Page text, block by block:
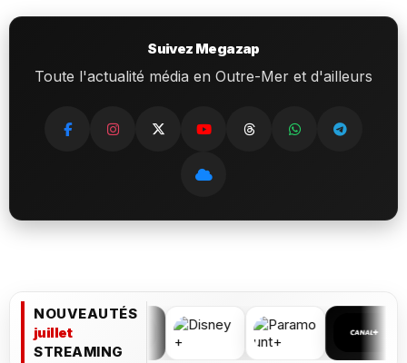
Suivez Megazap
Toute l'actualité média en Outre-Mer et d'ailleurs
NOUVEAUTÉS
juillet
STREAMING